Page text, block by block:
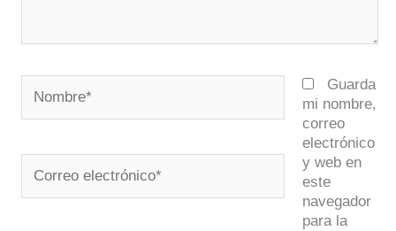
electrónico*
Guarda
mi nombre,
correo
electrónico
y web en
este
navegador
para la